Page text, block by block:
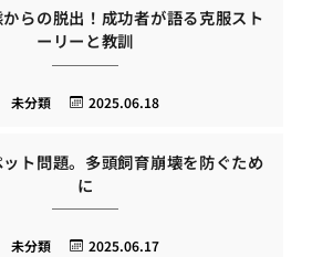
らの脱出！成功者が語る克服スト
ーリーと教訓
2025.06.18
未分類
ト問題。多頭飼育崩壊を防ぐため
に
2025.06.17
未分類